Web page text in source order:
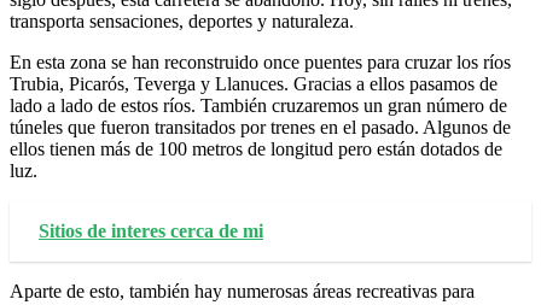
transporta sensaciones, deportes y naturaleza.
En esta zona se han reconstruido once puentes para cruzar los ríos
Trubia, Picarós, Teverga y Llanuces. Gracias a ellos pasamos de
lado a lado de estos ríos. También cruzaremos un gran número de
túneles que fueron transitados por trenes en el pasado. Algunos de
ellos tienen más de 100 metros de longitud pero están dotados de
luz.
Sitios de interes cerca de mi
Aparte de esto, también hay numerosas áreas recreativas para